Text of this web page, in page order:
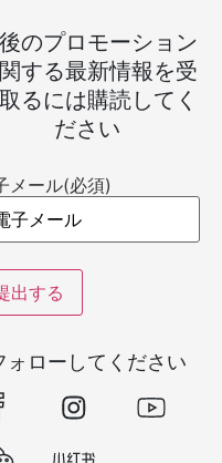
のプロモーション
する最新情報を受
るには購読してく
ださい
メール(必須)
ォローしてください